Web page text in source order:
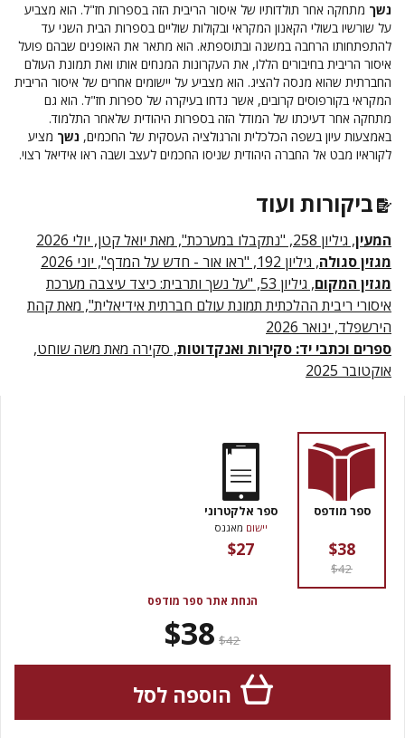
נשך מתחקה אחר תולדותיו של איסור הריבית הזה בספרות חז"ל. הוא מצביע
על שורשיו בשולי הקאנון המקראי ובקולות שוליים בספרות הבית השני עד
להתפתחותו הרחבה במשנה ובתוספתא. הוא מתאר את האופנים שבהם פועל
איסור הריבית בחיבורים הללו, את העקרונות המנחים אותו ואת תמונת העולם
החברתית שהוא מנסה להציג. הוא מצביע על יישומים אחרים של איסור הריבית
המקראי בקורפוסים קרובים, אשר נדחו בעיקרה של ספרות חז"ל. הוא גם
מתחקה אחר דעיכתו של המודל הזה בספרות היהודית שלאחר התלמוד.
באמצעות עיון בשפה הכלכלית והרגולציה העסקית של החכמים, נשך מציע
לקוראיו מבט אל החברה היהודית שניסו החכמים לעצב ושבה ראו אידיאל רצוי.
ביקורות ועוד
המעין, גיליון 258, "נתקבלו במערכת", מאת יואל קטן, יולי 2026
מגזין סגולה, גיליון 192, "ראו אור - חדש על המדף", יוני 2026
מגזין המקום
, גיליון 53, "על נשך ותרבית: כיצד עיצבה מערכת
איסורי ריבית ההלכתית תמונת עולם חברתית אידיאלית", מאת קהת
הירשפלד, ינואר 2026
ספרים וכתבי יד: סקירות ואנקדוטות, סקירה מאת משה שוחט,
אוקטובר 2025
ספר מודפס
$38
$42
ספר אלקטרוני
יישום מאגנס
$27
הנחת אתר ספר מודפס
$42
$38
הוספה לסל